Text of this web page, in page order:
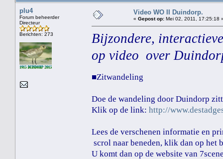
plu4
Forum beheerder
Directeur
Berichten: 273
Video WO II Duindorp.
« Gepost op: Mei 02, 2011, 17:25:18
Bijzondere,
op video over
■Zitwandeling
Doe de wandeling door Duindorp
Klik op de link: http://
Lees de verschenen informatie en
scrol naar beneden, klik dan op het
U komt dan op de website van